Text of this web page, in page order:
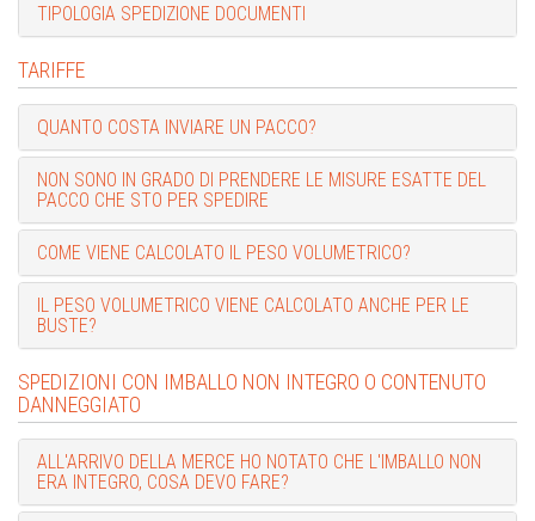
TIPOLOGIA SPEDIZIONE DOCUMENTI
TARIFFE
QUANTO COSTA INVIARE UN PACCO?
NON SONO IN GRADO DI PRENDERE LE MISURE ESATTE DEL
PACCO CHE STO PER SPEDIRE
COME VIENE CALCOLATO IL PESO VOLUMETRICO?
IL PESO VOLUMETRICO VIENE CALCOLATO ANCHE PER LE
BUSTE?
SPEDIZIONI CON IMBALLO NON INTEGRO O CONTENUTO
DANNEGGIATO
ALL'ARRIVO DELLA MERCE HO NOTATO CHE L'IMBALLO NON
ERA INTEGRO, COSA DEVO FARE?